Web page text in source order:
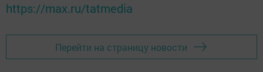
https://max.ru/tatmedia
Перейти на страницу новости